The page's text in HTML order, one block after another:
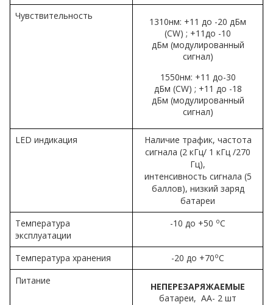
Чувствительность
1310нм: +11 до -20 дБм
(CW) ; +11до -10
дБм (модулированный
сигнал)
1550нм: +11 до-30
дБм (CW) ; +11 до -18
дБм (модулированный
сигнал)
LED индикация
Наличие трафик, частота
сигнала (2 кГц/ 1 кГц /270
Гц),
интенсивность сигнала (5
баллов), низкий заряд
батареи
Температура
эксплуатации
-10 до +50 оС
Температура хранения -20 до +70оС
Питание
НЕПЕРЕЗАРЯЖАЕМЫЕ
батареи, АА- 2 шт